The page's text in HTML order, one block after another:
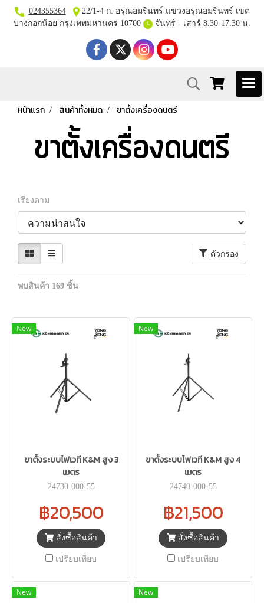
024355364
22/1-4 ถ. อรุณอมรินทร์ แขวงอรุณอมรินทร์ เขต
บางกอกน้อย กรุงเทพมหานคร 10700
จันทร์ - เสาร์ 8.30-17.30 น.
หน้าแรก สินค้าทั้งหมด ขาตั้งเครื่องดนตรี
ขาตั้งเครื่องดนตรี
เรียงตาม
ตัวกรอง
พบสินค้า 169 ชิ้น
New
ขาตั้งระบบไฟเวที K&M สูง 3
เมตร
24730-000-55
฿20,500
สั่งซื้อสินค้า
เปรียบเทียบ
New
ขาตั้งระบบไฟเวที K&M สูง 4
เมตร
24740-000-55
฿21,500
สั่งซื้อสินค้า
เปรียบเทียบ
New New